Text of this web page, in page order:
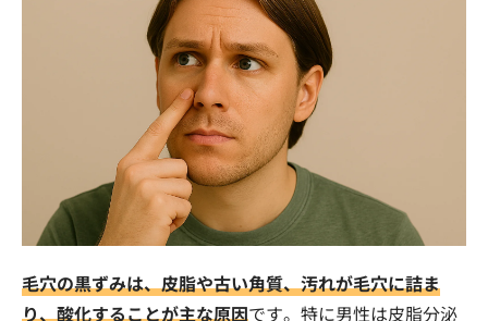
毛穴の黒ずみは、皮脂や古い角質、汚れが毛穴に詰ま
り、酸化することが主な原因です。特に男性は皮脂分泌